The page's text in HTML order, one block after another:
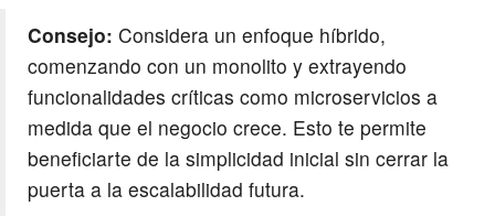
Consejo: Considera un enfoque híbrido,
comenzando con un monolito y extrayendo
funcionalidades críticas como microservicios a
medida que el negocio crece. Esto te permite
beneficiarte de la simplicidad inicial sin cerrar la
puerta a la escalabilidad futura.